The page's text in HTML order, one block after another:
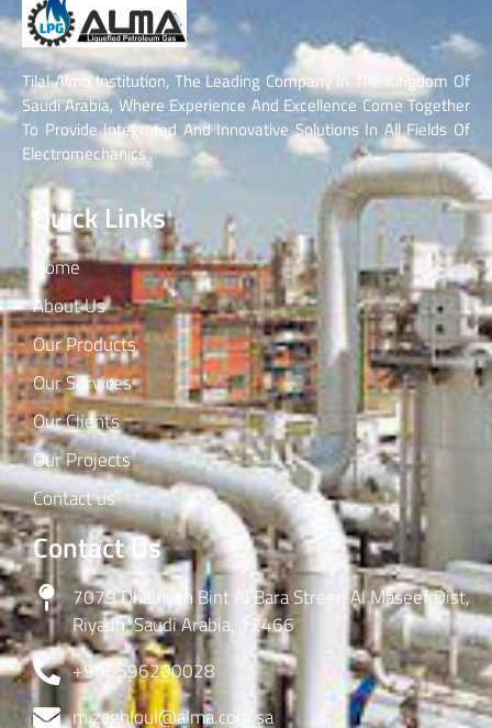
Tilal Alma Institution, The Leading Company In The Kingdom Of
Saudi Arabia, Where Experience And Excellence Come Together
To Provide Integrated And Innovative Solutions In All Fields Of
Electromechanics .
Quick Links
Home
About Us
Our Products
Our Services
Our Clients
Our Projects
Contact us
Contact Us
7079 Dhabiyah Bint Al Bara Streer, Al Maseef Dist,
Riyadh, Saudi Arabia, 12466
+966596200028
m.zaghloul@alma.com.sa